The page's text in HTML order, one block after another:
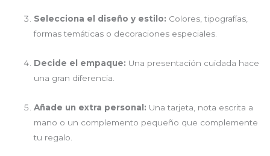
Selecciona el diseño y estilo: Colores, tipografías,
formas temáticas o decoraciones especiales.
Decide el empaque: Una presentación cuidada hace
una gran diferencia.
Añade un extra personal: Una tarjeta, nota escrita a
mano o un complemento pequeño que complemente
tu regalo.